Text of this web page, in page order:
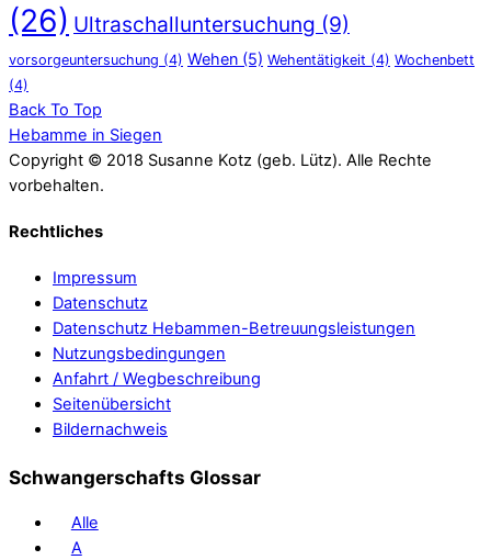
(26) Ultraschalluntersuchung (9)
vorsorgeuntersuchung (4) Wehen (5) Wehentätigkeit (4) Wochenbett
(4)
Back To Top
Hebamme in Siegen
Copyright © 2018 Susanne Kotz (geb. Lütz). Alle Rechte
vorbehalten.
Rechtliches
Impressum
Datenschutz
Datenschutz Hebammen-Betreuungsleistungen
Nutzungsbedingungen
Anfahrt / Wegbeschreibung
Seitenübersicht
Bildernachweis
Schwangerschafts Glossar
Alle
A